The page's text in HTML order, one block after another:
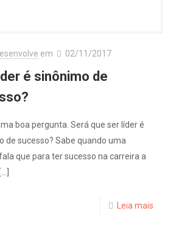
em 02/11/2017
é sinônimo de
boa pergunta. Será que ser líder é
de sucesso? Sabe quando uma
que para ter sucesso na carreira a
Leia mais